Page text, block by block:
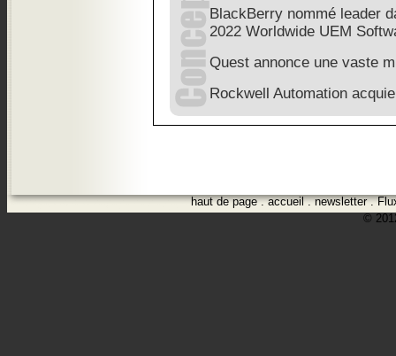
BlackBerry nommé leader
2022 Worldwide UEM
Quest annonce une vaste
Rockwell Automation
haut de page.accueil.newsletter.
©